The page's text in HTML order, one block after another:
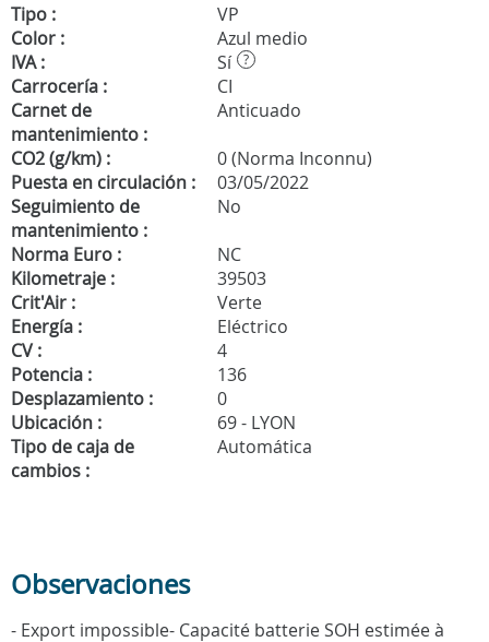
Tipo :
VP
Color :
Azul medio
IVA :
Sí ?
Carrocería :
CI
Carnet de
mantenimiento :
Anticuado
CO2 (g/km) :
0 (Norma Inconnu)
Puesta en circulación :
03/05/2022
Seguimiento de
mantenimiento :
No
Norma Euro :
NC
Kilometraje :
39503
Crit'Air :
Verte
Energía :
Eléctrico
CV :
4
Potencia :
136
Desplazamiento :
0
Ubicación :
69 - LYON
Tipo de caja de
cambios :
Automática
Observaciones
- Export impossible- Capacité batterie SOH estimée à